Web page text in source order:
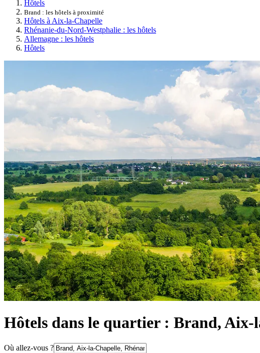
Hôtels
Brand : les hôtels à proximité
Hôtels à Aix-la-Chapelle
Rhénanie-du-Nord-Westphalie : les hôtels
Allemagne : les hôtels
Hôtels
Hôtels dans le quartier : Brand, Aix-
Où allez-vous ?